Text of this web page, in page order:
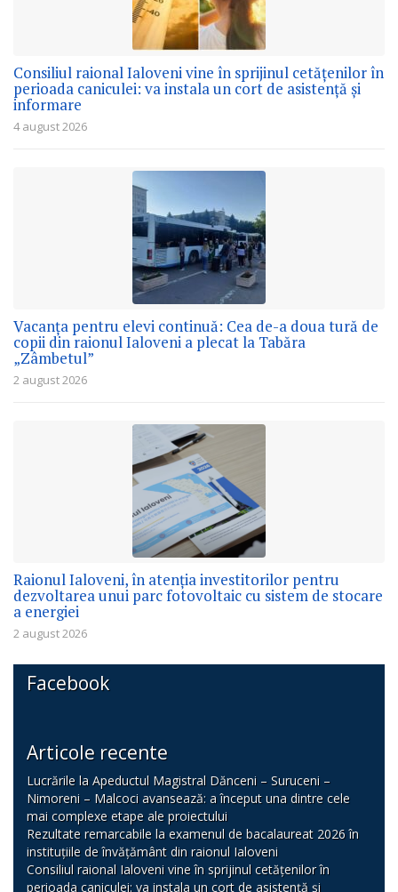
Consiliul raional Ialoveni vine în sprijinul cetățenilor în
perioada caniculei: va instala un cort de asistență și
informare
4 august 2026
Vacanța pentru elevi continuă: Cea de-a doua tură de
copii din raionul Ialoveni a plecat la Tabăra
„Zâmbetul”
2 august 2026
Raionul Ialoveni, în atenția investitorilor pentru
dezvoltarea unui parc fotovoltaic cu sistem de stocare
a energiei
2 august 2026
Facebook
Articole recente
Lucrările la Apeductul Magistral Dănceni – Suruceni –
Nimoreni – Malcoci avansează: a început una dintre cele
mai complexe etape ale proiectului
Rezultate remarcabile la examenul de bacalaureat 2026 în
instituțiile de învățământ din raionul Ialoveni
Consiliul raional Ialoveni vine în sprijinul cetățenilor în
perioada caniculei: va instala un cort de asistență și